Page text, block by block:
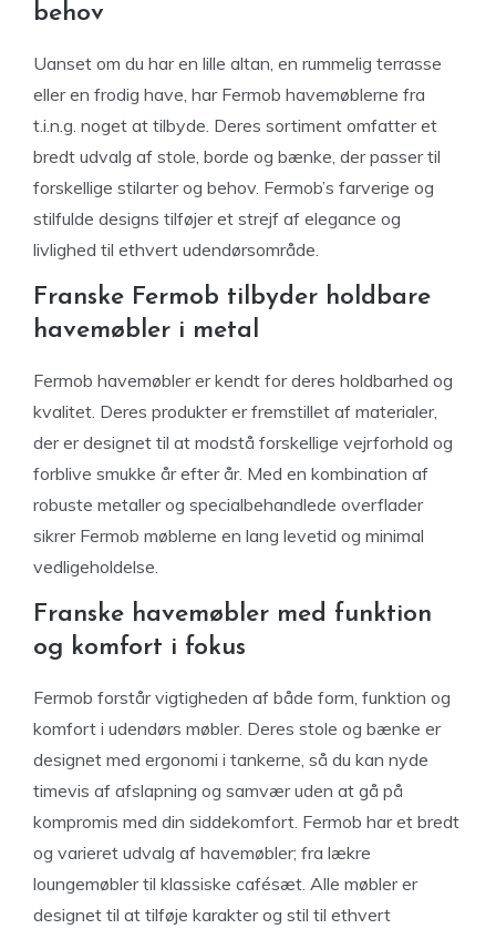
behov
Uanset om du har en lille altan, en rummelig terrasse
eller en frodig have, har Fermob havemøblerne fra
t.i.n.g. noget at tilbyde. Deres sortiment omfatter et
bredt udvalg af stole, borde og bænke, der passer til
forskellige stilarter og behov. Fermob’s farverige og
stilfulde designs tilføjer et strejf af elegance og
livlighed til ethvert udendørsområde.
Franske Fermob tilbyder holdbare
havemøbler i metal
Fermob havemøbler er kendt for deres holdbarhed og
kvalitet. Deres produkter er fremstillet af materialer,
der er designet til at modstå forskellige vejrforhold og
forblive smukke år efter år. Med en kombination af
robuste metaller og specialbehandlede overflader
sikrer Fermob møblerne en lang levetid og minimal
vedligeholdelse.
Franske havemøbler med funktion
og komfort i fokus
Fermob forstår vigtigheden af både form, funktion og
komfort i udendørs møbler. Deres stole og bænke er
designet med ergonomi i tankerne, så du kan nyde
timevis af afslapning og samvær uden at gå på
kompromis med din siddekomfort. Fermob har et bredt
og varieret udvalg af havemøbler; fra lækre
loungemøbler til klassiske cafésæt. Alle møbler er
designet til at tilføje karakter og stil til ethvert